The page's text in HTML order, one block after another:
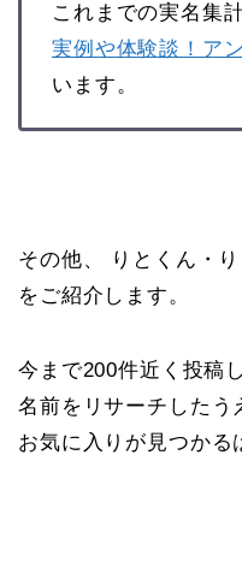
これまでの実名集
実例や体験談！ア
います。
その他、 りとくん・
をご紹介します。
今まで200件近く投稿
名前をリサーチしたう
お気に入りが見つかる